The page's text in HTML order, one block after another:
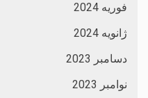
فوریه 2024
ژانویه 2024
دسامبر 2023
نوامبر 2023